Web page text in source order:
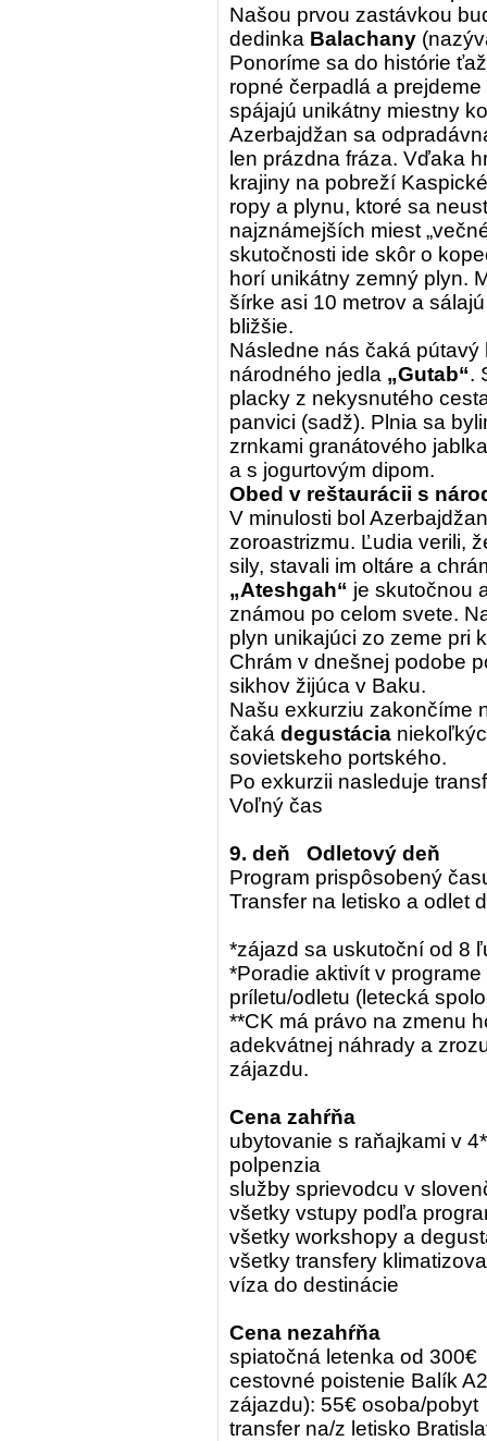
Našou prvou zastávkou
dedinka Balachany
Ponoríme sa do histórie
ropné čerpadlá a
spájajú unikátny miestny
Azerbajdžan sa
len prázdna fráza. Vďaka
krajiny na pobreží
ropy a plynu, ktoré sa
najznámejších miest
skutočnosti ide skôr o
horí unikátny zemný plyn.
šírke asi 10 metrov a
bližšie.
Následne nás čaká pútavý
národného jedla „Gutab“.
placky z nekysnutého
panvici (sadž). Plnia sa
zrnkami granátového
a s jogurtovým dipom.
Obed v reštaurácii s
V minulosti bol
zoroastrizmu. Ľudia verili,
sily, stavali im oltáre a
„Ateshgah“ je skutočnou
známou po celom svete.
plyn unikajúci zo zeme pri
Chrám v dnešnej podobe
sikhov žijúca v Baku.
Našu exkurziu zakončíme
čaká degustácia
sovietskeho portského.
Po exkurzii nasleduje
Voľný čas
9. deň Odletový deň
Program prispôsobený
Transfer na letisko a odlet
*zájazd sa uskutoční od 8
*Poradie aktivít v
príletu/odletu (letecká
**CK má právo na zmenu
adekvátnej náhrady a
zájazdu.
Cena zahŕňa
ubytovanie s raňajkami v
polpenzia
služby sprievodcu v
všetky vstupy podľa
všetky workshopy a
všetky transfery
víza do destinácie
Cena nezahŕňa
spiatočná letenka od 300€
cestovné poistenie Balík
zájazdu): 55€ osoba/pobyt
transfer na/z letisko